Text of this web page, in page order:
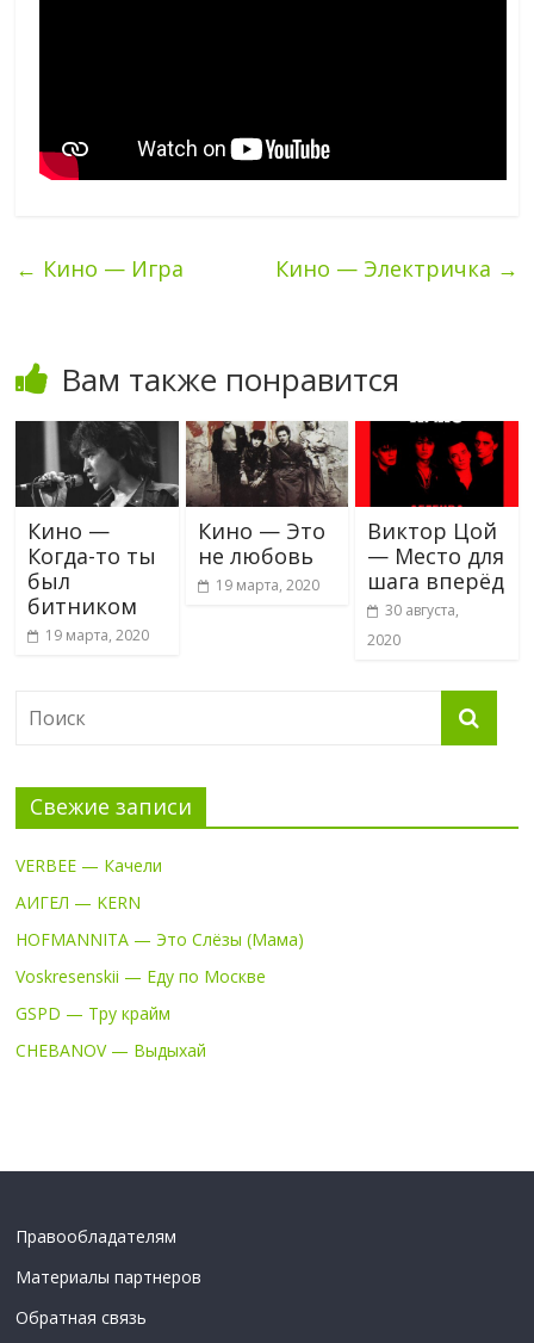
← Кино — Игра Кино — Электричка →
Вам также понравится
Кино —
Когда-то ты
был
битником
19 марта, 2020
Кино — Это
не любовь
19 марта, 2020
Виктор Цой
— Место для
шага вперёд
30 августа,
2020
Свежие записи
VERBEE — Качели
АИГЕЛ — KERN
HOFMANNITA — Это Слёзы (Мама)
Voskresenskii — Еду по Москве
GSPD — Тру крайм
CHEBANOV — Выдыхай
Правообладателям
Материалы партнеров
Обратная связь